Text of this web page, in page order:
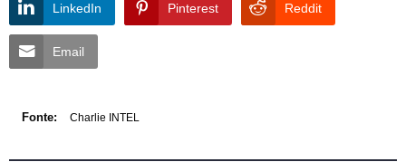
LinkedIn Pinterest Reddit
Email
Fonte: Charlie INTEL